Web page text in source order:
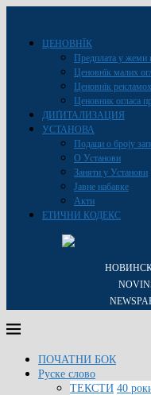
ЦЕНОВНЇК
Предплата у жеми
Ценовнїк малих
Ценовнїк
Ценовник огласа
ДИҐИТАЛИЗАЦИЯ
УСТАНОВА
Подаци о броју
О Установи
Заняти у Установи
Јавне набавке
Акти
ЕТИЧНИ КОДЕКС
ПОЧАТНИ БОК
Руске слово
ТЕКСТИ 40